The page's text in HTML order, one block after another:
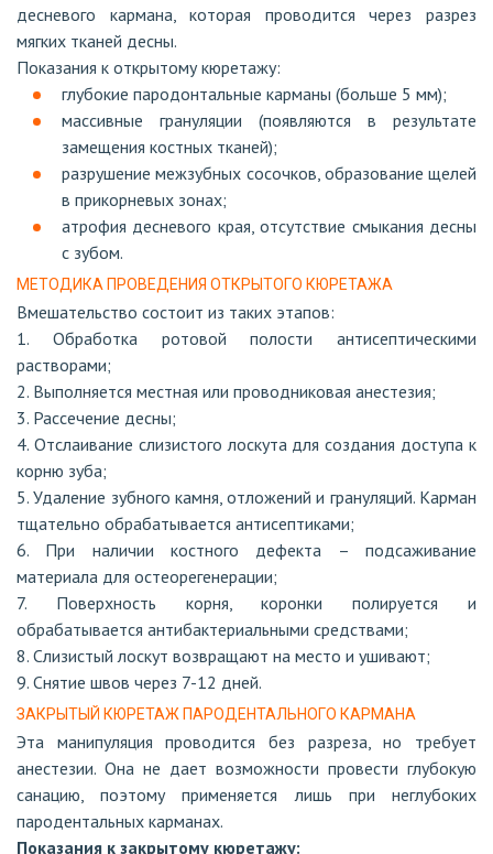
десневого кармана, которая проводится через разрез
мягких тканей десны.
Показания к открытому кюретажу:
глубокие пародонтальные карманы (больше 5 мм);
массивные грануляции (появляются в результате
замещения костных тканей);
разрушение межзубных сосочков, образование щелей
в прикорневых зонах;
атрофия десневого края, отсутствие смыкания десны
с зубом.
МЕТОДИКА ПРОВЕДЕНИЯ ОТКРЫТОГО КЮРЕТАЖА
Вмешательство состоит из таких этапов:
1. Обработка ротовой полости антисептическими
растворами;
2. Выполняется местная или проводниковая анестезия;
3. Рассечение десны;
4. Отслаивание слизистого лоскута для создания доступа к
корню зуба;
5. Удаление зубного камня, отложений и грануляций. Карман
тщательно обрабатывается антисептиками;
6. При наличии костного дефекта – подсаживание
материала для остеорегенерации;
7. Поверхность корня, коронки полируется и
обрабатывается антибактериальными средствами;
8. Слизистый лоскут возвращают на место и ушивают;
9. Снятие швов через 7-12 дней.
ЗАКРЫТЫЙ КЮРЕТАЖ ПАРОДЕНТАЛЬНОГО КАРМАНА
Эта манипуляция проводится без разреза, но требует
анестезии. Она не дает возможности провести глубокую
санацию, поэтому применяется лишь при неглубоких
пародентальных карманах.
Показания к закрытому кюретажу: